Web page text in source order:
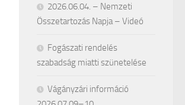
2026.06.04. – Nemzeti
Összetartozás Napja – Videó
Fogászati rendelés
szabadság miatti szünetelése
Vágányzári információ